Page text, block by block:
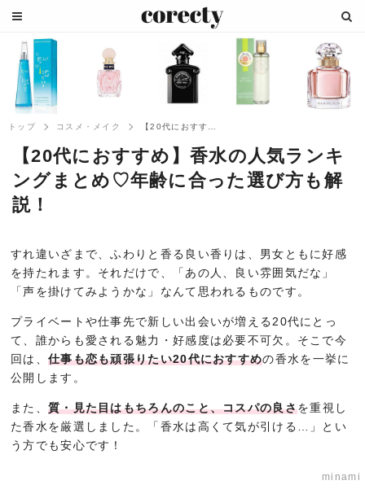
トップ コスメ・メイク
【20代におすすめ】香水の人気ランキ
ングまとめ♡年齢に合った選び方も解
説！
すれ違いざまで、ふわりと香る良い香りは、男女ともに好感
を持たれます。それだけで、「あの人、良い雰囲気だな」
「声を掛けてみようかな」なんて思われるものです。
プライベートや仕事先で新しい出会いが増える20代にとっ
て、誰からも愛される魅力・好感度は必要不可欠。そこで今
回は、 仕事も恋も頑張りたい20代におすすめの香水を一挙に
公開します。
また、 質・見た目はもちろんのこと、コスパの良さを重視し
た香水を厳選しました。「香水は高くて気が引ける…」とい
う方でも安心です！
minami